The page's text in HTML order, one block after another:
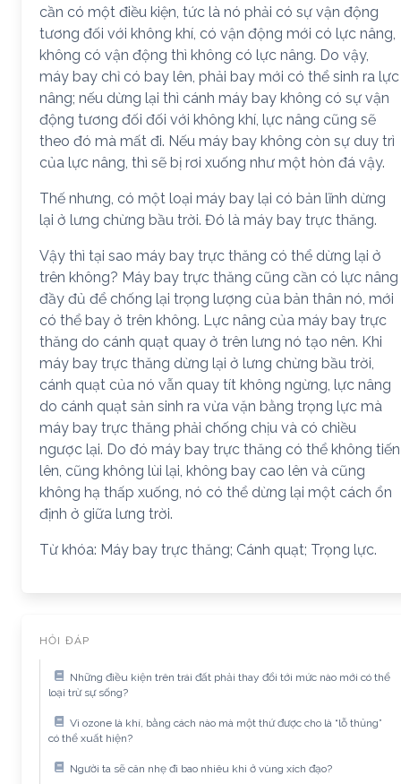
cần có một điều kiện, tức là nó phải có sự vận động
tương đối với không khí, có vận động mới có lực nâng,
không có vận động thì không có lực nâng. Do vậy,
máy bay chỉ có bay lên, phải bay mới có thể sinh ra lực
nâng; nếu dừng lại thì cánh máy bay không có sự vận
động tương đối đối với không khí, lực nâng cũng sẽ
theo đó mà mất đi. Nếu máy bay không còn sự duy trì
của lực nâng, thì sẽ bị rơi xuống như một hòn đá vậy.
Thế nhưng, có một loại máy bay lại có bản lĩnh dừng
lại ở lưng chừng bầu trời. Đó là máy bay trực thăng.
Vậy thì tại sao máy bay trực thăng có thể dừng lại ở
trên không? Máy bay trực thăng cũng cần có lực nâng
đầy đủ để chống lại trọng lượng của bản thân nó, mới
có thể bay ở trên không. Lực nâng của máy bay trực
thăng do cánh quạt quay ở trên lưng nó tạo nên. Khi
máy bay trực thăng dừng lại ở lưng chừng bầu trời,
cánh quạt của nó vẫn quay tít không ngừng, lực nâng
do cánh quạt sản sinh ra vừa vặn bằng trọng lực mà
máy bay trực thăng phải chống chịu và có chiều
ngược lại. Do đó máy bay trực thăng có thể không tiến
lên, cũng không lùi lại, không bay cao lên và cũng
không hạ thấp xuống, nó có thể dừng lại một cách ổn
định ở giữa lưng trời.
Từ khóa: Máy bay trực thăng; Cánh quạt; Trọng lực.
HỎI ĐÁP
Những điều kiện trên trái đất phải thay đổi tới mức nào mới có thể
loại trừ sự sống?
Vì ozone là khí, bằng cách nào mà một thứ được cho là “lỗ thủng”
có thể xuất hiện?
Người ta sẽ cân nhẹ đi bao nhiêu khi ở vùng xích đạo?